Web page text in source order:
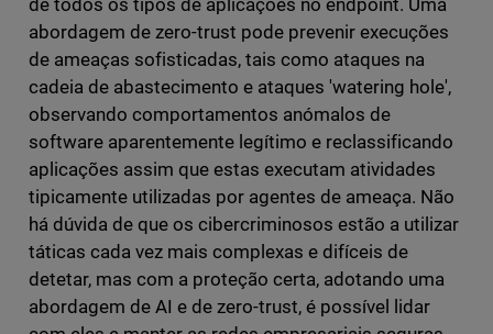
de todos os tipos de aplicações no endpoint. Uma
abordagem de zero-trust pode prevenir execuções
de ameaças sofisticadas, tais como ataques na
cadeia de abastecimento e ataques 'watering hole',
observando comportamentos anómalos de
software aparentemente legítimo e reclassificando
aplicações assim que estas executam atividades
tipicamente utilizadas por agentes de ameaça. Não
há dúvida de que os cibercriminosos estão a utilizar
táticas cada vez mais complexas e difíceis de
detetar, mas com a proteção certa, adotando uma
abordagem de AI e de zero-trust, é possível lidar